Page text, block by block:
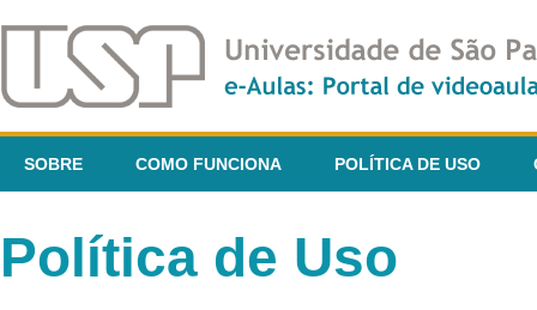
SOBRE COMO FUNCIONA POLÍTICA DE USO
Política de Uso